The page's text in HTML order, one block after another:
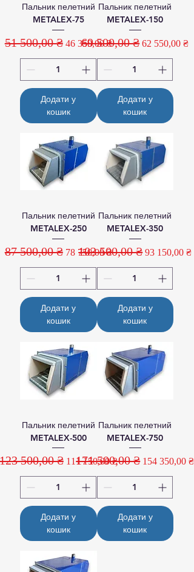
Пальник пелетний
METALEX-75
Звичайна ціна
51 500,00 ₴ За розпродажем
46 350,00 ₴
Додати у
кошик
Пальник пелетний
METALEX-150
Звичайна ціна
69 500,00 ₴ За
62 550,00 ₴
Додати у
кошик
Пальник пелетний
METALEX-250
Звичайна ціна
87 500,00 ₴ За розпродажем
78 750,00 ₴
Додати у
кошик
Пальник пелетний
METALEX-350
Звичайна ціна
103 500,00 ₴ За
93 150,00 ₴
Додати у
кошик
Пальник пелетний
METALEX-500
ціна
500,00 ₴ За розпродажем
111 150,00 ₴
Додати у
кошик
Пальник пелетний
METALEX-750
Звичайна ціна
171 500,00 ₴ За
154 350,00 ₴
Додати у
кошик